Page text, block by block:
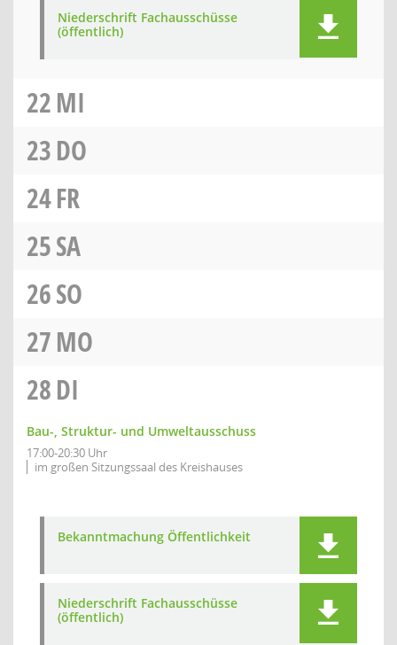
Niederschrift Fachausschüsse
(öffentlich)
22MI
23DO
24FR
25SA
26SO
27MO
28DI
Bau-, Struktur- und Umweltausschuss
17:00-20:30 Uhr
im großen Sitzungssaal des Kreishauses
Bekanntmachung Öffentlichkeit
Niederschrift Fachausschüsse
(öffentlich)